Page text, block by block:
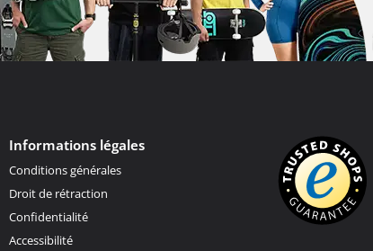
Informations légales
Conditions générales
Droit de rétraction
Confidentialité
Accessibilité